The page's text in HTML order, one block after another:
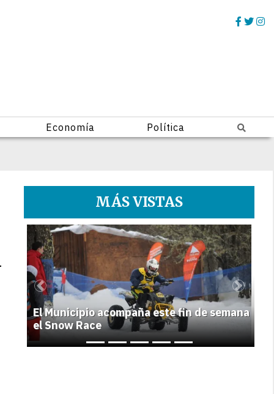
Economía Política
MÁS VISTAS
1
El Municipio acompaña este fin de semana
el Snow Race
Previous Next